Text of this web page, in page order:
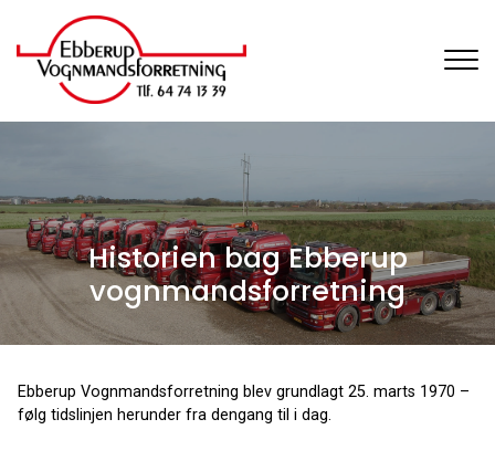
hovedindhold
Historien bag Ebberup
vognmandsforretning
Ebberup Vognmandsforretning blev grundlagt 25. marts 1970 –
følg tidslinjen herunder fra dengang til i dag.